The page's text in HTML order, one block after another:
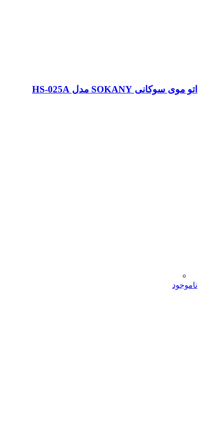
اتو موی سوکانی SOKANY مدل HS-025A
ناموجود